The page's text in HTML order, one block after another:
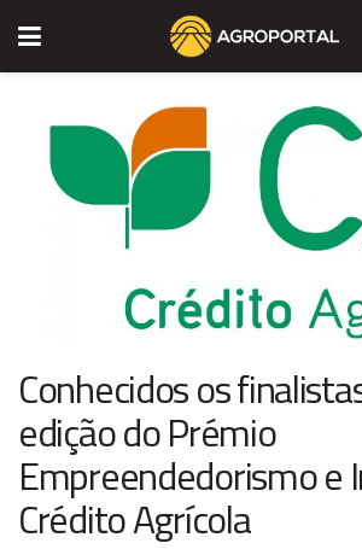
Conhecidos os
edição do Prémio
Empreendedorismo e
Crédito Agrícola